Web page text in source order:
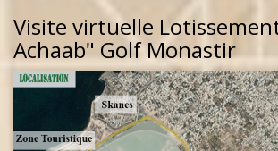
Visite virtuelle
Achaab" Golf Monastir